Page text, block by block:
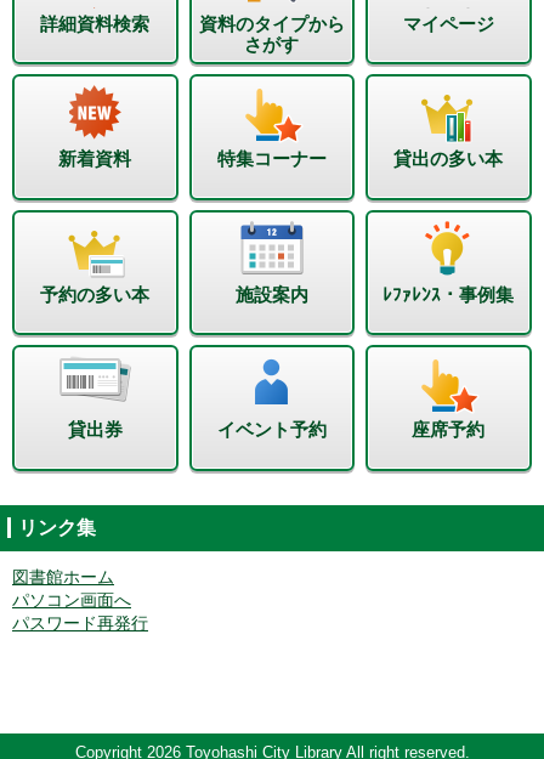
詳細資料検索
資料のタイプから
さがす
マイページ
新着資料 特集コーナー 貸出の多い本
予約の多い本 施設案内 ﾚﾌｧﾚﾝｽ・事例集
貸出券 イベント予約 座席予約
リンク集
図書館ホーム
パソコン画面へ
パスワード再発行
Copyright 2026 Toyohashi City Library All right reserved.